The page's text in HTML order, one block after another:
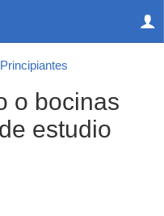
Principiantes
o bocinas
estudio